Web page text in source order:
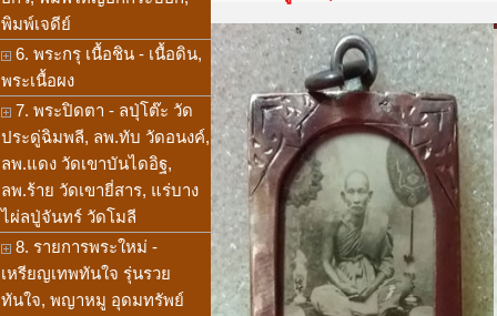
พิมพ์เจดีย์
6. พระกรุ เนื้อชิน - เนื้อดิน,
พระเนื้อผง
7. พระปิดตา - ลปุ่โต๊ะ วัด
ประดู่ฉิมพลี, ลพ.ทับ วัดอนงค์,
ลพ.แดง วัดเขาบันไดอิฐ,
ลพ.ร้าย วัดเขายี่สาร, แร่บาง
ไผ่ลปู่จันทร์ วัดโมลี
8. รายการพระใหม่ -
เหรียญเทพทันใจ รุ่นรวย
ทันใจ, พญาหมู อุดมทรัพย์